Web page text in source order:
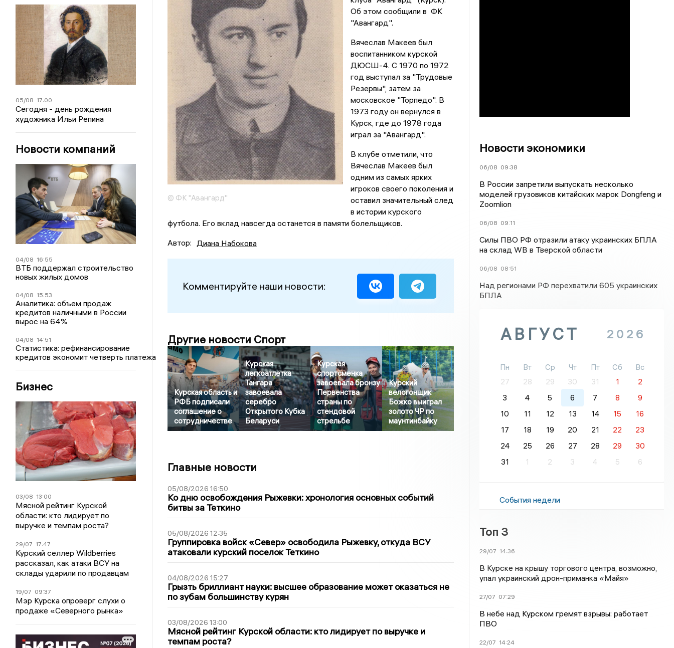
05/08 17:00
Сегодня - день рождения
художника Ильи Репина
Новости компаний
04/08 16:55
ВТБ поддержал строительство
новых жилых домов
04/08 15:53
Аналитика: объем продаж
кредитов наличными в России
вырос на 64%
04/08 14:51
Статистика: рефинансирование
кредитов экономит четверть платежа
Бизнес
03/08 13:00
Мясной рейтинг Курской
области: кто лидирует по
выручке и темпам роста?
29/07 17:47
Курский селлер Wildberries
рассказал, как атаки ВСУ на
склады ударили по продавцам
19/07 09:37
Мэр Курска опроверг слухи о
продаже «Северного рынка»
© ФК "Авангард"
Об этом сообщили в ФК
"Авангард".
Вячеслав Макеев был
воспитанником курской
ДЮСШ-4. С 1970 по 1972
год выступал за "Трудовые
Резервы", затем за
московское "Торпедо". В
1973 году он вернулся в
Курск, где до 1978 года
играл за "Авангард".
В клубе отметили, что
Вячеслав Макеев был
одним из самых ярких
игроков своего поколения и
оставил значительный след
в истории курского
футбола. Его вклад навсегда останется в памяти болельщиков.
Автор: Диана Набокова
Комментируйте наши новости:
Другие новости Спорт
Курская область и
РФБ подписали
соглашение о
сотрудничестве
Курская
легкоатлетка
Тангара
завоевала
серебро
Открытого Кубка
Беларуси
Курская
спортсменка
завоевала бронзу
Первенства
страны по
стендовой
стрельбе
Курский
велогонщик
Божко выиграл
золото ЧР по
маунтинбайку
Главные новости
05/08/2026 16:50
Ко дню освобождения Рыжевки: хронология основных событий
битвы за Теткино
05/08/2026 12:35
Группировка войск «Север» освободила Рыжевку, откуда ВСУ
атаковали курский поселок Теткино
04/08/2026 15:27
Грызть бриллиант науки: высшее образование может оказаться не
по зубам большинству курян
03/08/2026 13:00
Мясной рейтинг Курской области: кто лидирует по выручке и
темпам роста?
Новости экономики
06/08 09:38
В России запретили выпускать несколько
моделей грузовиков китайских марок Dongfeng и
Zoomlion
06/08 09:11
Силы ПВО РФ отразили атаку украинских БПЛА
на склад WB в Тверской области
06/08 08:51
Над регионами РФ перехватили 605 украинских
БПЛА
АВГУСТ 2026
Пн Вт Ср Чт Пт Сб
Вс
27
28 29 30 31 1
2
3
4 5 6 7 8
9
10
11 12 13 14 15
16
17
18 19 20 21 22
23
24
25 26 27 28 29
30
31
1 2 3 4 5 6
События недели
Топ 3
29/07 14:36
В Курске на крышу торгового центра, возможно,
упал украинский дрон-приманка «Майя»
27/07 07:29
В небе над Курском гремят взрывы: работает
ПВО
22/07 14:24